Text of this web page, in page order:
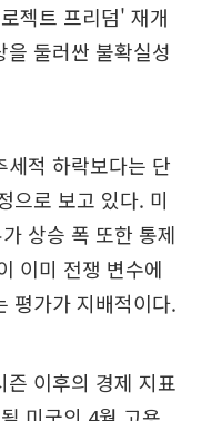
젝트 프리덤' 재개
둘러싼 불확실성
적 하락보다는 단
으로 보고 있다. 미
상승 폭 또한 통제
이미 전쟁 변수에
평가가 지배적이다.
이후의 경제 지표